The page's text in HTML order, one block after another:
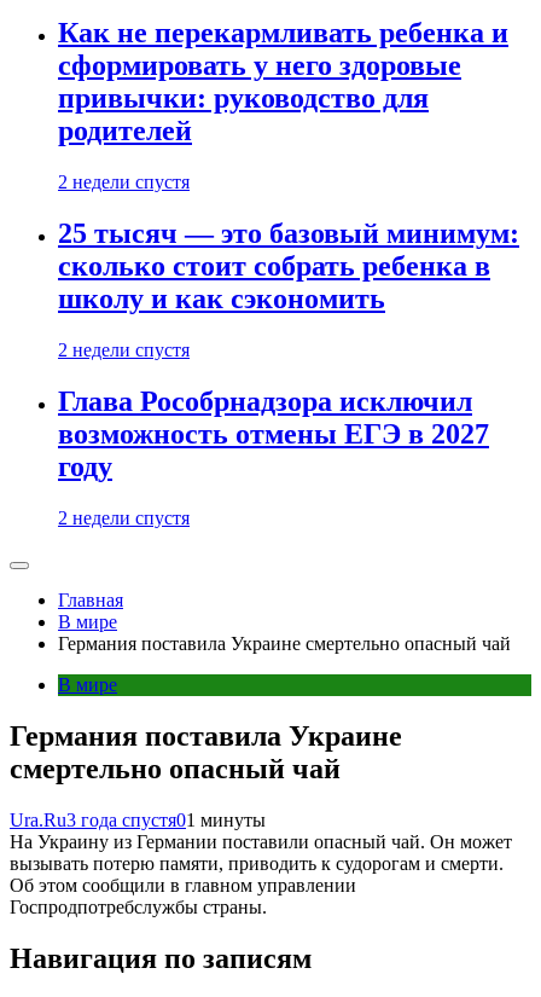
Как не перекармливать ребенка и
сформировать у него здоровые
привычки: руководство для
родителей
2 недели спустя
25 тысяч — это базовый минимум:
сколько стоит собрать ребенка в
школу и как сэкономить
2 недели спустя
Глава Рособрнадзора исключил
возможность отмены ЕГЭ в 2027
году
2 недели спустя
Главная
В мире
Германия поставила Украине смертельно опасный чай
В мире
Германия поставила Украине
смертельно опасный чай
Ura.Ru3 года спустя01 минуты
На Украину из Германии поставили опасный чай. Он может
вызывать потерю памяти, приводить к судорогам и смерти.
Об этом сообщили в главном управлении
Госпродпотребслужбы страны.
Навигация по записям